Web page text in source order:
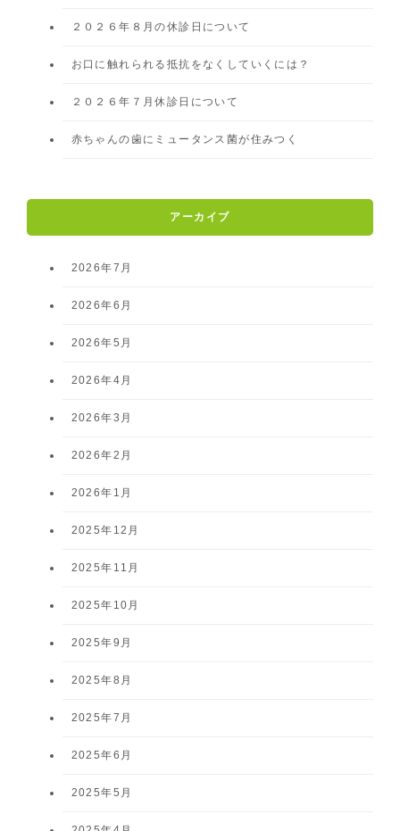
２０２６年８月の休診日について
お口に触れられる抵抗をなくしていくには？
２０２６年７月休診日について
赤ちゃんの歯にミュータンス菌が住みつく
アーカイブ
2026年7月
2026年6月
2026年5月
2026年4月
2026年3月
2026年2月
2026年1月
2025年12月
2025年11月
2025年10月
2025年9月
2025年8月
2025年7月
2025年6月
2025年5月